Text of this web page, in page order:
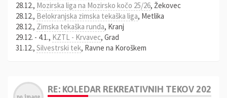
28.12., Mozirska liga na Mozirsko kočo 25/26, Žekovec
28.12., Belokranjska zimska tekaška liga, Metlika
28.12., Zimska tekaška runda, Kranj
29.12. - 4.1., KZTL - Krvavec, Grad
31.12., Silvestrski tek, Ravne na Koroškem
RE: KOLEDAR REKREATIVNIH TEKOV 2025